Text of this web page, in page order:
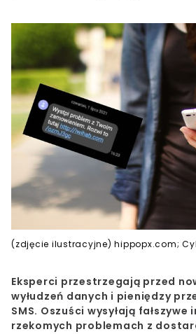
(zdjęcie ilustracyjne) hippopx.com;
Eksperci przestrzegają przed
wyłudzeń danych i pieniędzy
SMS. Oszuści wysyłają
rzekomych problemach z